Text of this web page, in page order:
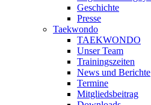
Geschichte
Presse
Taekwondo
TAEKWONDO
Unser Team
Trainingszeiten
News und Berichte
Termine
Mitgliedsbeitrag